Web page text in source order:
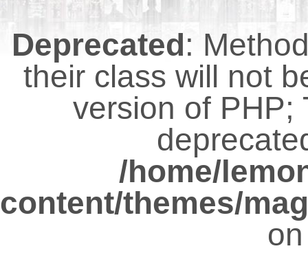
Deprecated:
their class will not
version of PHP;
/home/
content/themes/